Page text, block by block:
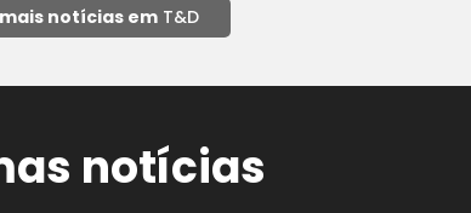
notícias emT&D
notícias